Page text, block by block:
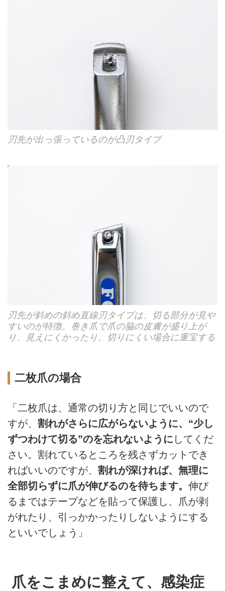
刃先が出っ張っているのが凸刃タイプ
刃先が斜めの斜め直線刃タイプは、切る部分が見や
すいのが特徴。巻き爪で爪の脇の皮膚が盛り上が
り、見えにくかったり、切りにくい場合に重宝する
二枚爪の場合
「二枚爪は、通常の切り方と同じでいいので
すが、 割れがさらに広がらないように、“少し
ずつわけて切る”のを忘れないように してくだ
さい。割れているところを残さずカットでき
ればいいのですが、 割れが深ければ、無理に
全部切らずに爪が伸びるのを待ちます。 伸び
るまではテープなどを貼って保護し、爪が剥
がれたり、引っかかったりしないようにする
といいでしょう」
爪をこまめに整えて、感染症